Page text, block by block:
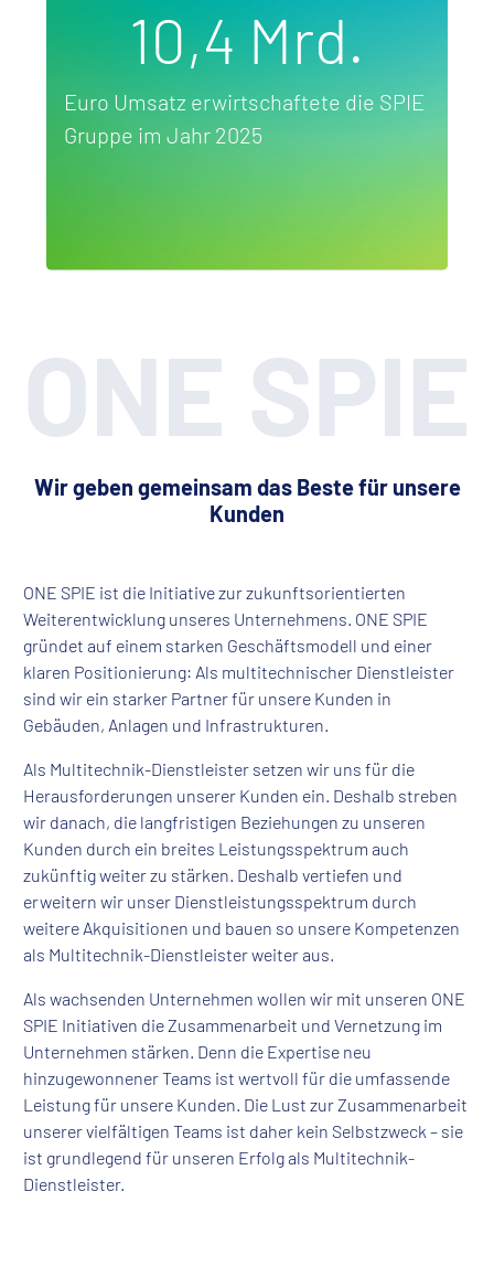
10,4 Mrd.
Euro Umsatz erwirtschaftete die SPIE
Gruppe im Jahr 2025
ONE SPIE
Wir geben gemeinsam das Beste für unsere
Kunden
ONE SPIE ist die Initiative zur zukunftsorientierten
Weiterentwicklung unseres Unternehmens. ONE SPIE
gründet auf einem starken Geschäftsmodell und einer
klaren Positionierung: Als multitechnischer Dienstleister
sind wir ein starker Partner für unsere Kunden in
Gebäuden, Anlagen und Infrastrukturen.
Als Multitechnik-Dienstleister setzen wir uns für die
Herausforderungen unserer Kunden ein. Deshalb streben
wir danach, die langfristigen Beziehungen zu unseren
Kunden durch ein breites Leistungsspektrum auch
zukünftig weiter zu stärken. Deshalb vertiefen und
erweitern wir unser Dienstleistungsspektrum durch
weitere Akquisitionen und bauen so unsere Kompetenzen
als Multitechnik-Dienstleister weiter aus.
Als wachsenden Unternehmen wollen wir mit unseren ONE
SPIE Initiativen die Zusammenarbeit und Vernetzung im
Unternehmen stärken. Denn die Expertise neu
hinzugewonnener Teams ist wertvoll für die umfassende
Leistung für unsere Kunden. Die Lust zur Zusammenarbeit
unserer vielfältigen Teams ist daher kein Selbstzweck – sie
ist grundlegend für unseren Erfolg als Multitechnik-
Dienstleister.